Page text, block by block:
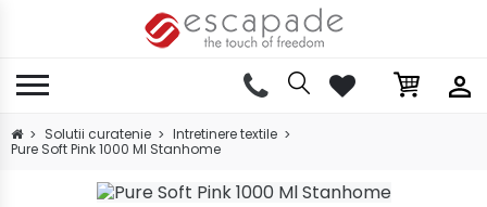
Solutii curatenie
Intretinere textile
Pure Soft Pink 1000 Ml Stanhome